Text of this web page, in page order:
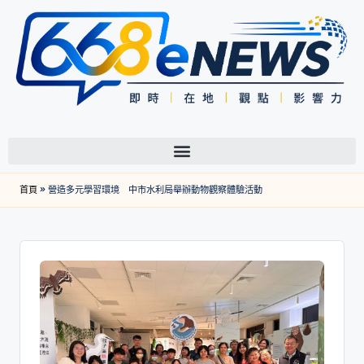
首頁»營造多元學習環境 中市水利局舉辦動物觀察體驗活動